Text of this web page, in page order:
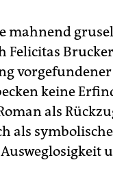
mahnend
Felicitas
keine
als
als